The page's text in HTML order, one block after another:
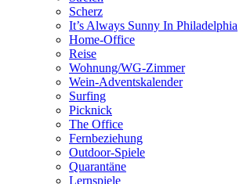
Scherz
It’s Always Sunny In Philadelphia
Home-Office
Reise
Wohnung/WG-Zimmer
Wein-Adventskalender
Surfing
Picknick
The Office
Fernbeziehung
Outdoor-Spiele
Quarantäne
Lernspiele